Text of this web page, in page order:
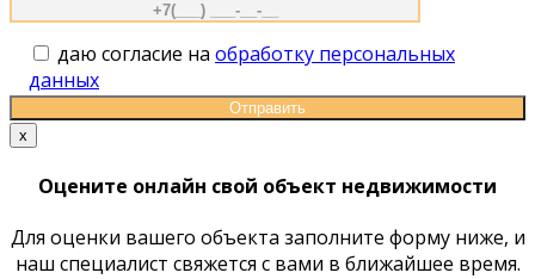
даю согласие на обработку персональных
данных
x
Оцените онлайн свой объект недвижимости
Для оценки вашего объекта заполните форму ниже, и
наш специалист свяжется с вами в ближайшее время.